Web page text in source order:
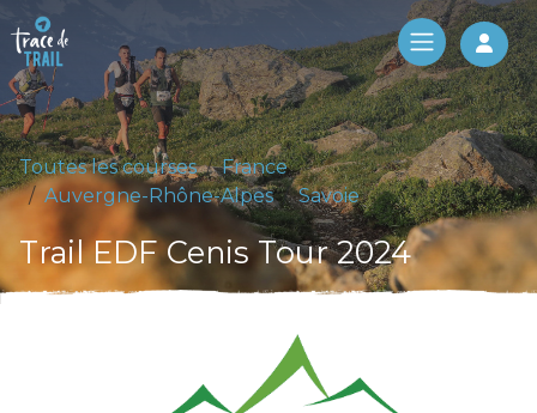
Log
Toutes les courses
France
Auvergne-Rhône-Alpes
Savoie
Trail EDF Cenis Tour 2024